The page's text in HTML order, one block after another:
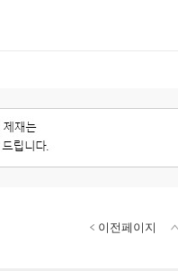
이전페이지